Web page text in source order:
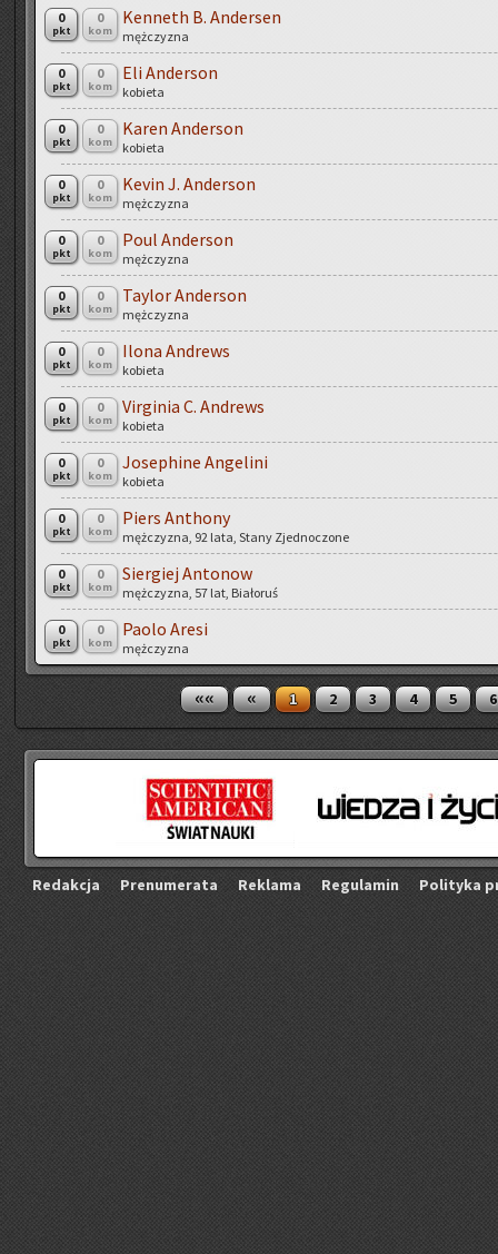
0
pkt
0
kom
Ken­neth B. An­der­sen
męż­czy­zna
0
pkt
0
kom
Eli An­der­son
ko­bie­ta
0
pkt
0
kom
Karen An­der­son
ko­bie­ta
0
pkt
0
kom
Kevin J. An­der­son
męż­czy­zna
0
pkt
0
kom
Poul An­der­son
męż­czy­zna
0
pkt
0
kom
Tay­lor An­der­son
męż­czy­zna
0
pkt
0
kom
Ilona An­drews
ko­bie­ta
0
pkt
0
kom
Vir­gi­nia C. An­drews
ko­bie­ta
0
pkt
0
kom
Jo­se­phi­ne An­ge­li­ni
ko­bie­ta
0
pkt
0
kom
Piers An­tho­ny
męż­czy­zna, 92 lata, Stany Zjed­no­czo­ne
0
pkt
0
kom
Sier­giej An­to­now
męż­czy­zna, 57 lat, Bia­ło­ruś
0
pkt
0
kom
Paolo Aresi
męż­czy­zna
«« « 1 2 3 4 5 6
Re­dak­cja Pre­nu­me­ra­ta Re­kla­ma Re­gu­la­min Po­li­ty­ka